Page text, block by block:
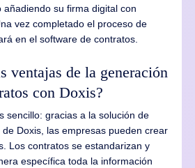
su firma digital con
vez completado el proceso de
en el software de contratos.
ventajas de la generación
con Doxis?
sencillo: gracias a la solución de
Doxis, las empresas pueden crear
Los contratos se estandarizan y
específica toda la información